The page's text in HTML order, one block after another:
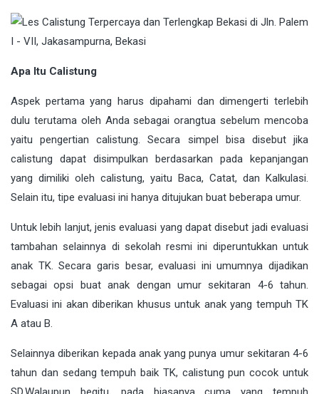
Apa Itu Calistung
Aspek pertama yang harus dipahami dan dimengerti terlebih
dulu terutama oleh Anda sebagai orangtua sebelum mencoba
yaitu pengertian calistung. Secara simpel bisa disebut jika
calistung dapat disimpulkan berdasarkan pada kepanjangan
yang dimiliki oleh calistung, yaitu Baca, Catat, dan Kalkulasi.
Selain itu, tipe evaluasi ini hanya ditujukan buat beberapa umur.
Untuk lebih lanjut, jenis evaluasi yang dapat disebut jadi evaluasi
tambahan selainnya di sekolah resmi ini diperuntukkan untuk
anak TK. Secara garis besar, evaluasi ini umumnya dijadikan
sebagai opsi buat anak dengan umur sekitaran 4-6 tahun.
Evaluasi ini akan diberikan khusus untuk anak yang tempuh TK
A atau B.
Selainnya diberikan kepada anak yang punya umur sekitaran 4-6
tahun dan sedang tempuh baik TK, calistung pun cocok untuk